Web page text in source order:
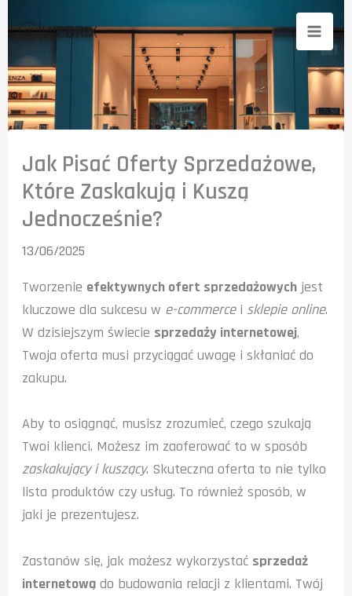
do
treści
Jak Pisać Oferty Sprzedażowe,
Które Zaskakują i Kuszą
Jednocześnie?
13/06/2025
Tworzenie efektywnych ofert sprzedażowych jest
kluczowe dla sukcesu w e-commercei sklepie online.
W dzisiejszym świecie sprzedaży internetowej,
Twoja oferta musi przyciągać uwagę i skłaniać do
zakupu.
Aby to osiągnąć, musisz zrozumieć, czego szukają
Twoi klienci. Możesz im zaoferować to w sposób
zaskakujący i kuszący. Skuteczna oferta to nie tylko
lista produktów czy usług. To również sposób, w
jaki je prezentujesz.
Zastanów się, jak możesz wykorzystać sprzedaż
internetową do budowania relacji z klientami. Twój